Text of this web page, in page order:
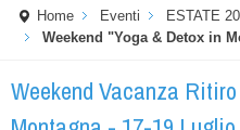
Home Eventi
ESTATE
Weekend "Yoga & Detox in
Weekend Vacanza